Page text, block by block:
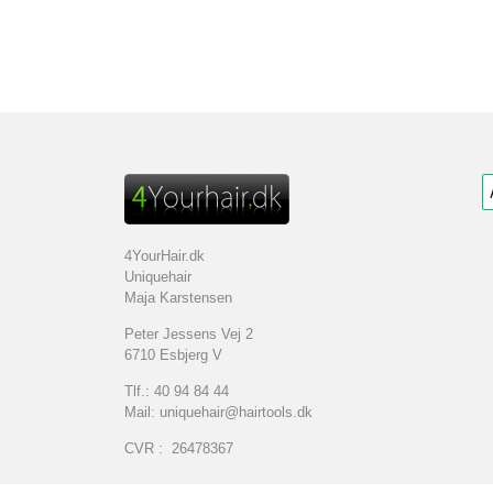
4YourHair.dk
Uniquehair
Maja Karstensen
Peter Jessens Vej 2
6710 Esbjerg V
Tlf.: 40 94 84 44
Mail: uniquehair@hairtools.dk
CVR : 26478367